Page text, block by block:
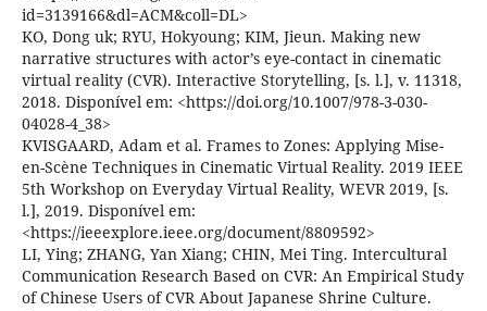
id=3139166&dl=ACM&coll=DL>
KO, Dong uk; RYU, Hokyoung; KIM, Jieun. Making new
narrative structures with actor’s eye-contact in cinematic
virtual reality (CVR). Interactive Storytelling, [s. l.], v. 11318,
2018. Disponível em: <https://doi.org/10.1007/978-3-030-
04028-4_38>
KVISGAARD, Adam et al. Frames to Zones: Applying Mise-
en-Scène Techniques in Cinematic Virtual Reality. 2019 IEEE
5th Workshop on Everyday Virtual Reality, WEVR 2019, [s.
l.], 2019. Disponível em:
<https://ieeexplore.ieee.org/document/8809592>
LI, Ying; ZHANG, Yan Xiang; CHIN, Mei Ting. Intercultural
Communication Research Based on CVR: An Empirical Study
of Chinese Users of CVR About Japanese Shrine Culture.